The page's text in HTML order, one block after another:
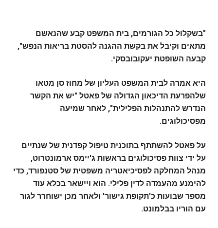
"בשקלול כל הגורמים, בית המשפט קבע שהנאשם
מתאים וקיבל את בקשת ההגנה להסטת בריאות הנפש",
קבעה השופטת יעקובובסקי.
היא אמרה לבית המשפט העליון של מחוז סן מטאו
שלהפרעת הדיכאון הגדולה של פאטל "יש את הקשר
הנדרש להתנהלות הפלילית", לאחר שמיעה
מפסיכולוגים.
על פאטל להשתתף בתוכנית טיפול קפדנית של שנתיים
על ידי צוות פסיכולוגים בראשות ג'יימס ארמונטרוט,
מנהל המחלקה לפסיכיאטריה משפטית של סטנפורד, כדי
להימנע מהעמדה לדין פלילי. הוא ויישאר בכלא עוד
מספר שבועות כ'תקופת גישור' ולאחר מכן ישוחרר לגור
עם הוריו בבלמונט.